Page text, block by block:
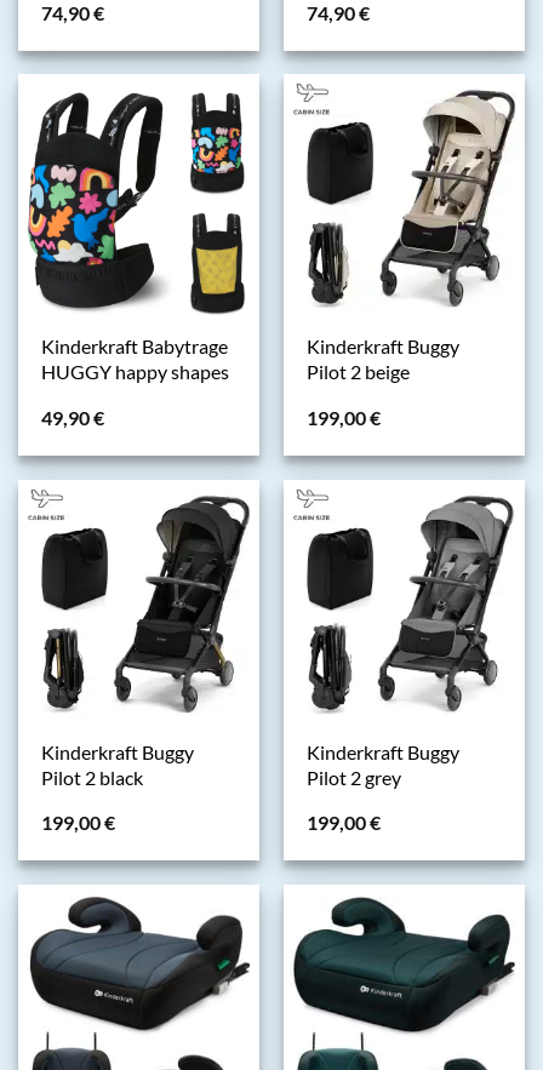
74,90€
74,90€
Kinderkraft Babytrage
HUGGY happy shapes
49,90€
Kinderkraft Buggy
Pilot 2 beige
199,00€
Kinderkraft Buggy
Pilot 2 black
199,00€
Kinderkraft Buggy
Pilot 2 grey
199,00€